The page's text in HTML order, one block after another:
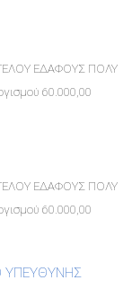
ΕΔΑΦΟΥΣ ΠΟΛΥ
60.000,00
ΕΔΑΦΟΥΣ ΠΟΛΥ
60.000,00
ΥΠΕΥΘΥΝΗΣ